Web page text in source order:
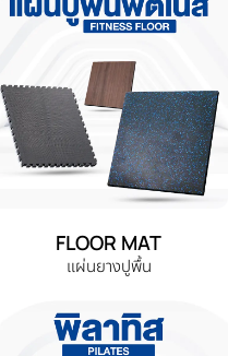
FLOOR MAT
แผ่นยางปูพื้น